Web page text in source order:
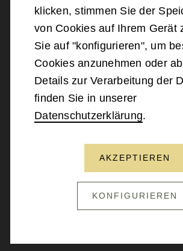
Barrierefreiheit
Datenschutz
Kontakt
klicken, stimmen Sie der
von Cookies auf Ihrem Gerät
Sie auf "konfigurieren", um
Cookies anzunehmen oder
Details zur Verarbeitung der
finden Sie in unserer
Datenschutzerklärung.
AKZEPTIEREN
KONFIGURIEREN